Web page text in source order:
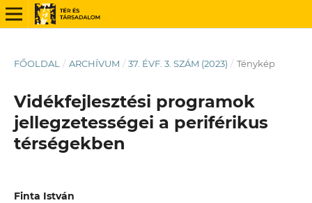
FŐOLDAL / ARCHÍVUM / 37. ÉVF. 3. SZÁM (2023) / Ténykép
Vidékfejlesztési programok
jellegzetességei a periférikus
térségekben
Finta István